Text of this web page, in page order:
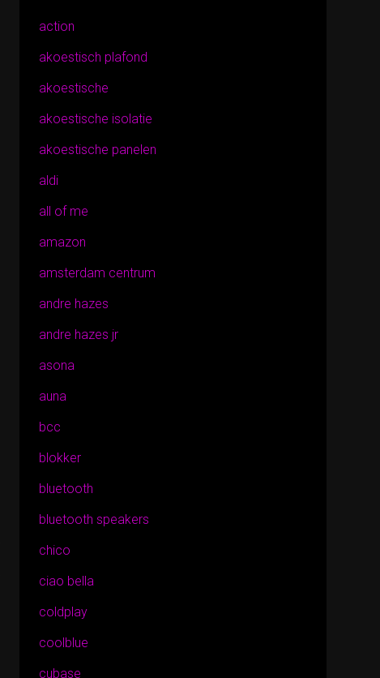
action
akoestisch plafond
akoestische
akoestische isolatie
akoestische panelen
aldi
all of me
amazon
amsterdam centrum
andre hazes
andre hazes jr
asona
auna
bcc
blokker
bluetooth
bluetooth speakers
chico
ciao bella
coldplay
coolblue
cubase